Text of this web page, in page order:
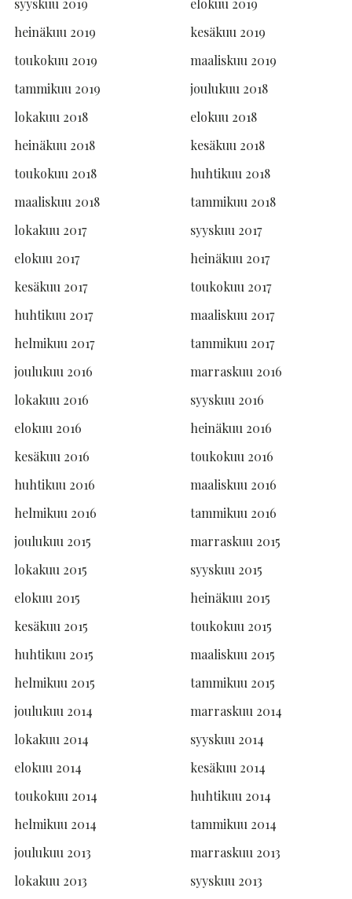
syyskuu 2019
elokuu 2019
heinäkuu 2019
kesäkuu 2019
toukokuu 2019
maaliskuu 2019
tammikuu 2019
joulukuu 2018
lokakuu 2018
elokuu 2018
heinäkuu 2018
kesäkuu 2018
toukokuu 2018
huhtikuu 2018
maaliskuu 2018
tammikuu 2018
lokakuu 2017
syyskuu 2017
elokuu 2017
heinäkuu 2017
kesäkuu 2017
toukokuu 2017
huhtikuu 2017
maaliskuu 2017
helmikuu 2017
tammikuu 2017
joulukuu 2016
marraskuu 2016
lokakuu 2016
syyskuu 2016
elokuu 2016
heinäkuu 2016
kesäkuu 2016
toukokuu 2016
huhtikuu 2016
maaliskuu 2016
helmikuu 2016
tammikuu 2016
joulukuu 2015
marraskuu 2015
lokakuu 2015
syyskuu 2015
elokuu 2015
heinäkuu 2015
kesäkuu 2015
toukokuu 2015
huhtikuu 2015
maaliskuu 2015
helmikuu 2015
tammikuu 2015
joulukuu 2014
marraskuu 2014
lokakuu 2014
syyskuu 2014
elokuu 2014
kesäkuu 2014
toukokuu 2014
huhtikuu 2014
helmikuu 2014
tammikuu 2014
joulukuu 2013
marraskuu 2013
lokakuu 2013
syyskuu 2013